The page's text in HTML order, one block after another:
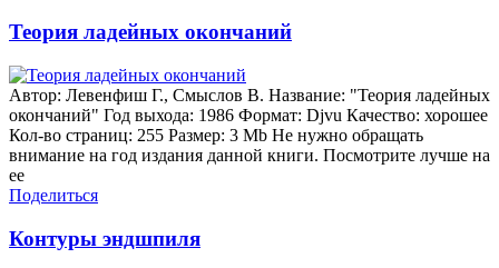
Теория ладейных окончаний
Автор: Левенфиш Г., Смыслов В. Название: "Теория ладейных
окончаний" Год выхода: 1986 Формат: Djvu Качество: хорошее
Кол-во страниц: 255 Размер: 3 Mb Не нужно обращать
внимание на год издания данной книги. Посмотрите лучше на
ее
Поделиться
Контуры эндшпиля